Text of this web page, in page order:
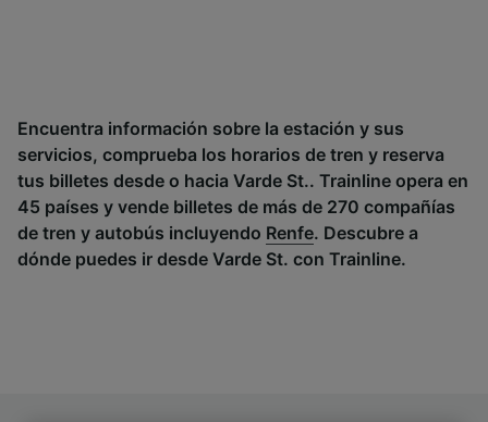
Encuentra información sobre la estación y sus
servicios, comprueba los horarios de tren y reserva
tus billetes desde o hacia Varde St.. Trainline opera en
45 países y vende billetes de más de 270 compañías
de tren y autobús incluyendo Renfe. Descubre a
dónde puedes ir desde Varde St. con Trainline.